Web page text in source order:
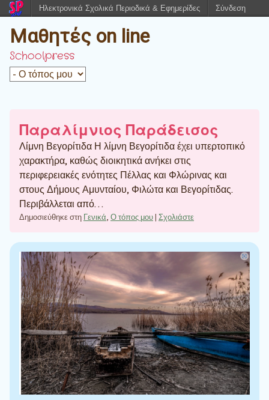
Μαθητές on line
Schoolpress
Παραλίμνιος Παράδεισος
Λίμνη Βεγορίτιδα Η λίμνη Βεγορίτιδα έχει υπερτοπικό
χαρακτήρα, καθώς διοικητικά ανήκει στις
περιφερειακές ενότητες Πέλλας και Φλώρινας και
στους Δήμους Αμυνταίου, Φιλώτα και Βεγορίτιδας.
Περιβάλλεται από…
Δημοσιεύθηκε στη Γενικά, Ο τόπος μου| Σχολιάστε
Ηλεκτρονικά Σχολικά Περιοδικά & Εφημερίδες Σύνδεση